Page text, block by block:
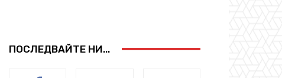
ПОСЛЕДВАЙТЕ НИ...